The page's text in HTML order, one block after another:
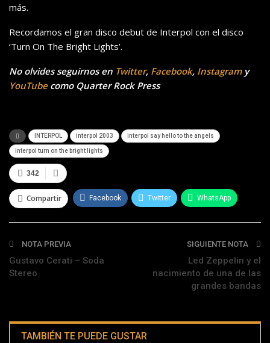
más.
Recordamos el gran disco debut de Interpol con el disco
‘Turn On The Bright Lights’.
No olvides seguirnos en Twitter, Facebook, Instagramy
YouTubecomo Quarter Rock Press
INTERPOL interpol 2003 interpol say hello to the angels
interpol turn on the bright lights
342
Compartir Facebook Twitter WhatsApp
Telegram
NOTA PREVIA
Gustavo Cerati – Soda
Stereo
SIGUIENTE NOTA
Led Zeppelin y el
nacimiento de una de las
grandes bandas
TAMBIÉN TE PUEDE GUSTAR